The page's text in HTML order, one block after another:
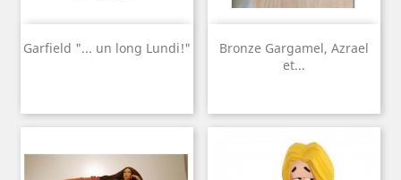
Garfield "... un long Lundi!"
Bronze Gargamel, Azrael
et...